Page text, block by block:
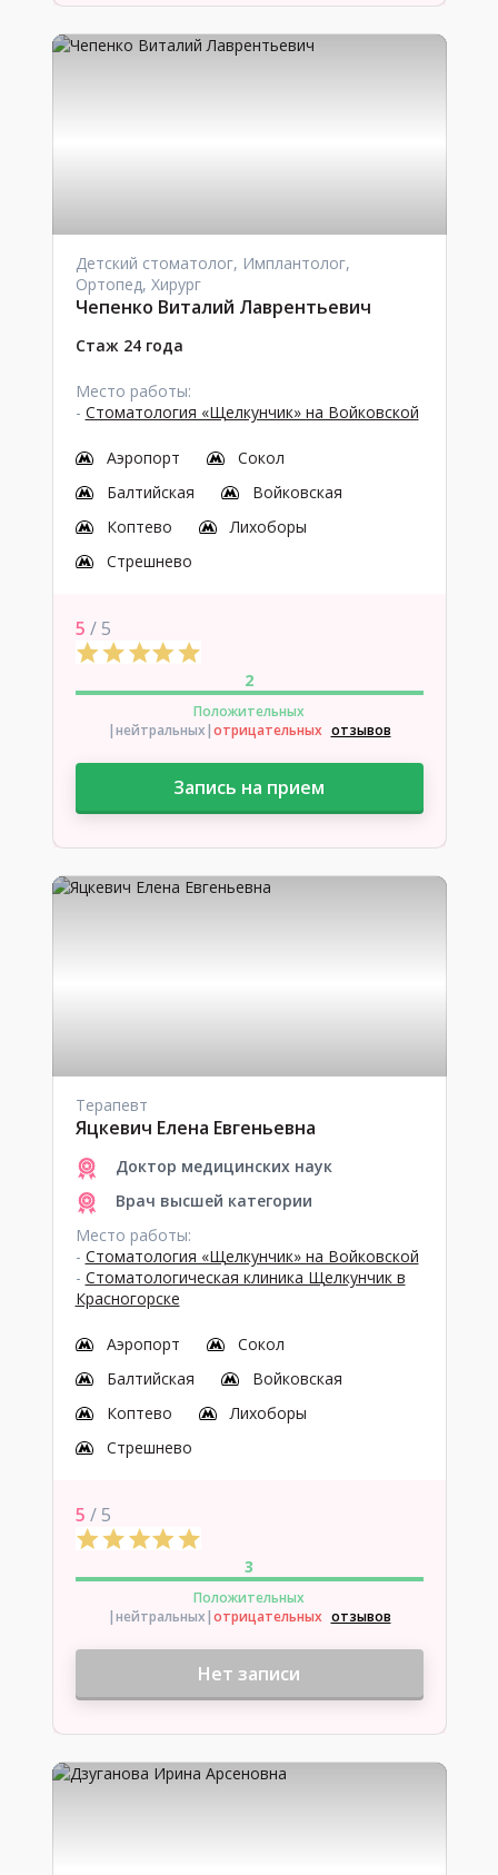
Детский стоматолог, Имплантолог,
Ортопед, Хирург
Чепенко Виталий Лаврентьевич
Стаж 24 года
Место работы:
- Стоматология «Щелкунчик» на Войковской
Аэропорт
Сокол
Балтийская
Войковская
Коптево
Лихоборы
Стрешнево
5 / 5
2
Положительных
|нейтральных|отрицательных отзывов
Запись на прием
Терапевт
Яцкевич Елена Евгеньевна
Доктор медицинских наук
Врач высшей категории
Место работы:
- Стоматология «Щелкунчик» на Войковской
- Стоматологическая клиника Щелкунчик в
Красногорске
Аэропорт
Сокол
Балтийская
Войковская
Коптево
Лихоборы
Стрешнево
5 / 5
3
Положительных
|нейтральных|отрицательных отзывов
Нет записи